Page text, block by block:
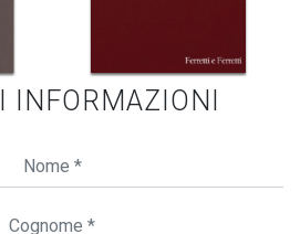
INFORMAZIONI